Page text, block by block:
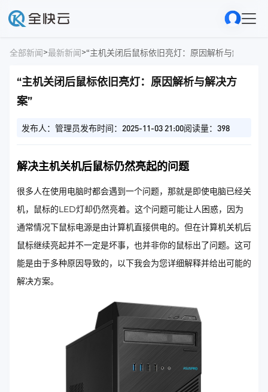
全部新闻>最新新闻>“主机关闭后鼠标依旧亮灯：原因解析与解决方案
“主机关闭后鼠标依旧亮灯：原因解析与解决方
案”
发布人：管理员发布时间：2025-11-03 21:00阅读量：398
解决主机关机后鼠标仍然亮起的问题
很多人在使用电脑时都会遇到一个问题，那就是即使电脑已经关
机，鼠标的LED灯却仍然亮着。这个问题可能让人困惑，因为
通常情况下鼠标电源是由计算机直接供电的。但在计算机关机后
鼠标继续亮起并不一定是坏事，也并非你的鼠标出了问题。这可
能是由于多种原因导致的，以下我会为您详细解释并给出可能的
解决方案。